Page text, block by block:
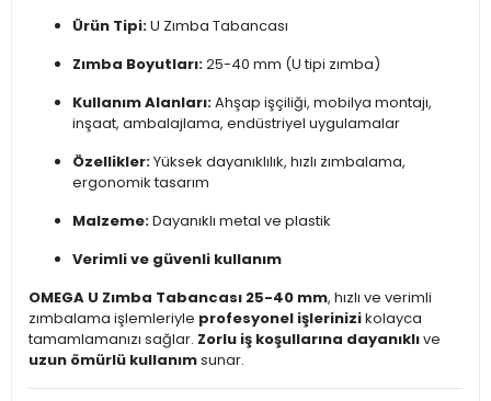
Ürün Tipi:U Zımba Tabancası
Zımba Boyutları:25-40 mm (U tipi zımba)
Kullanım Alanları:Ahşap işçiliği, mobilya montajı,
inşaat, ambalajlama, endüstriyel uygulamalar
Özellikler:Yüksek dayanıklılık, hızlı zımbalama,
ergonomik tasarım
Malzeme:Dayanıklı metal ve plastik
Verimli ve güvenli kullanım
OMEGA U Zımba Tabancası 25-40 mm, hızlı ve verimli
zımbalama işlemleriyle profesyonel işlerinizikolayca
tamamlamanızı sağlar. Zorlu iş koşullarına dayanıklıve
uzun ömürlü kullanımsunar.